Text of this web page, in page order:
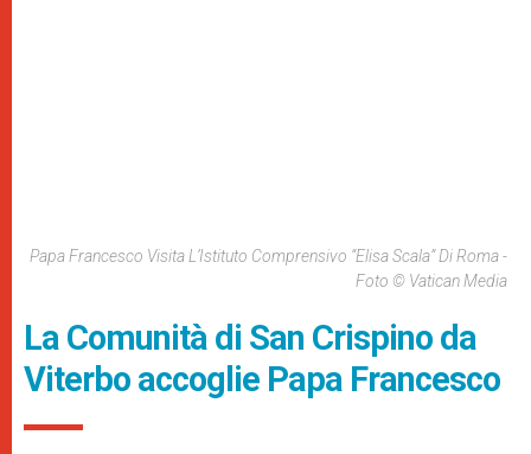
Papa Francesco Visita L’Istituto Comprensivo “Elisa Scala” Di Roma -
Foto © Vatican Media
La Comunità di San Crispino da
Viterbo accoglie Papa Francesco